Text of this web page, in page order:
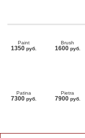
Paint
1350 руб.
Brush
1600 руб.
Patina
7300 руб.
Pietra
7900 руб.